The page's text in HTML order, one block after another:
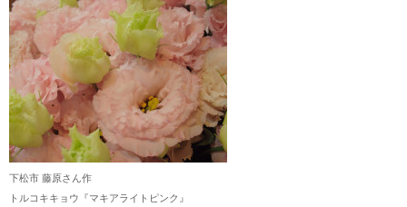
下松市 藤原さん作
トルコキキョウ『マキアライトピンク』